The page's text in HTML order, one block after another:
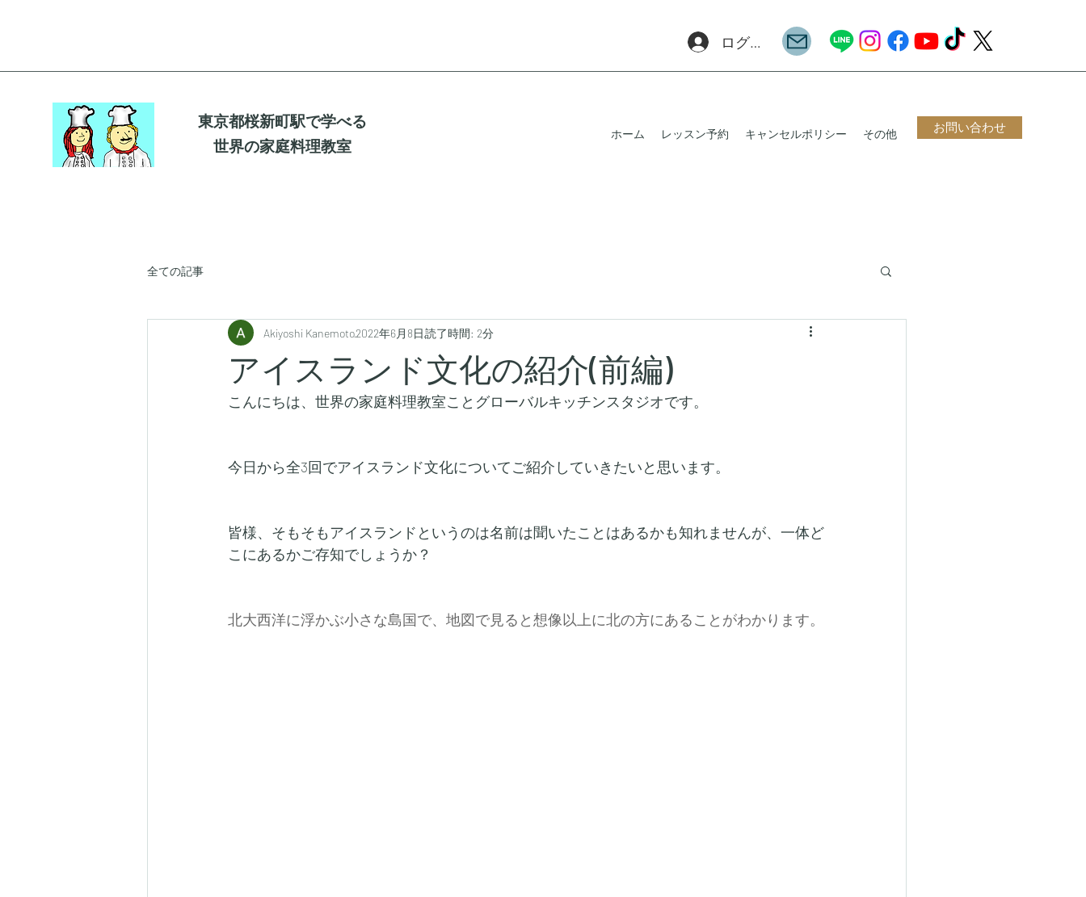
ログイン
東京都桜新町駅で学べる
世界の家庭料理教室
ホーム レッスン予約 キャンセルポリシー その他 お問い合わせ
全ての記事
アイスランド文化の紹介(前編)
Akiyoshi Kanemoto2022年6月8日読了時間: 2分
こんにちは、世界の家庭料理教室ことグローバルキッチンスタジオです。
今日から全3回でアイスランド文化についてご紹介していきたいと思います。
皆様、そもそもアイスランドというのは名前は聞いたことはあるかも知れませんが、一体ど
こにあるかご存知でしょうか？
北大西洋に浮かぶ小さな島国で、地図で見ると想像以上に北の方にあることがわかります。